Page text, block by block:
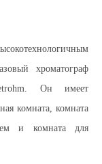
хроматограф
Он имеет
комната, комната
и комната для